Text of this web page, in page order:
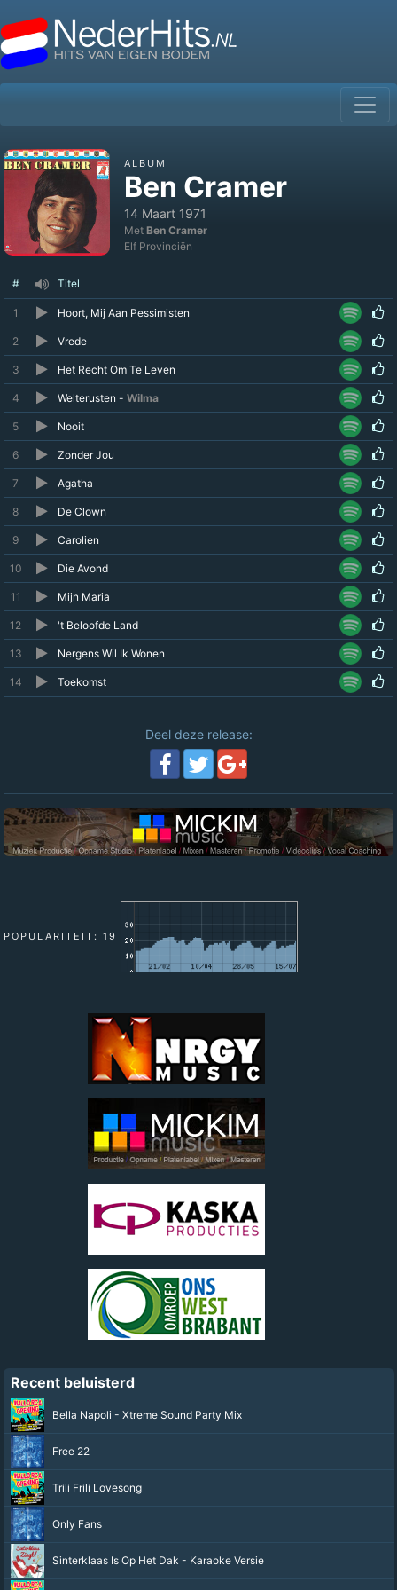
ALBUM
Ben Cramer
14 Maart 1971
Met Ben Cramer
Elf Provinciën
# Titel
1 Hoort, Mij Aan Pessimisten
2 Vrede
3 Het Recht Om Te Leven
4 Welterusten - Wilma
5 Nooit
6 Zonder Jou
7 Agatha
8 De Clown
9 Carolien
10 Die Avond
11 Mijn Maria
12 't Beloofde Land
13 Nergens Wil Ik Wonen
14 Toekomst
Deel deze release:
POPULARITEIT: 19
Recent beluisterd
Bella Napoli - Xtreme Sound Party Mix
Free 22
Trili Frili Lovesong
Only Fans
Sinterklaas Is Op Het Dak - Karaoke Versie